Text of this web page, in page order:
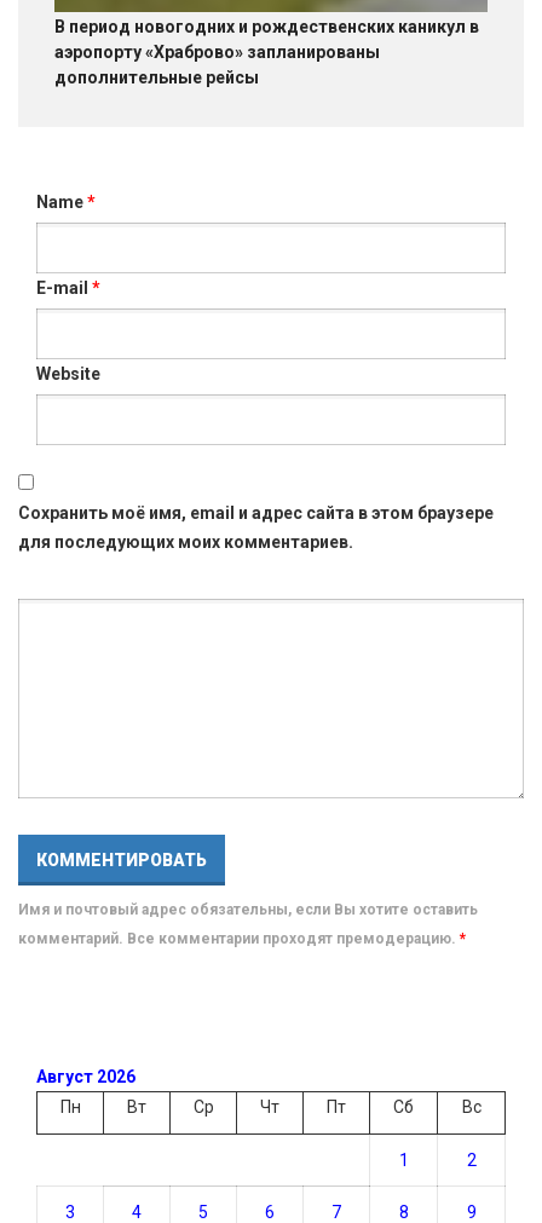
В период новогодних и рождественских каникул в
аэропорту «Храброво» запланированы
дополнительные рейсы
Name*
E-mail *
Website
Сохранить моё имя, email и адрес сайта в этом браузере
для последующих моих комментариев.
Имя и почтовый адрес обязательны, если Вы хотите оставить
комментарий. Все комментарии проходят премодерацию. *
Август 2026
Пн
Вт Ср Чт Пт Сб Вс
1 2
3 4 5 6 7 8 9